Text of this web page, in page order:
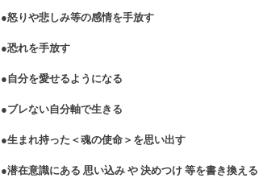
●怒りや悲しみ等の感情を手放す
●恐れを手放す
●自分を愛せるようになる
●ブレない自分軸で生きる
●生まれ持った＜魂の使命＞を思い出す
●潜在意識にある 思い込み や 決めつけ 等を書き換える